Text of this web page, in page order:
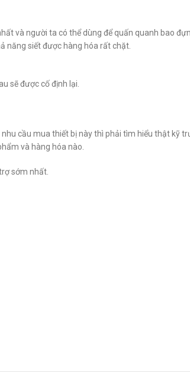
và người ta có thể dùng để quấn quanh bao
năng siết được hàng hóa rất chặt.
sẽ được cố định lại.
cầu mua thiết bị này thì phải tìm hiểu thật kỹ
và hàng hóa nào.
sớm nhất.